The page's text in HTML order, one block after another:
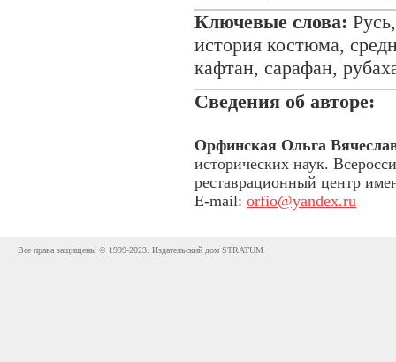
Ключевые слова:
история костюма,
кафтан, сарафан,
Сведения об авторе:
Орфинская Ольга
исторических наук.
реставрационный центр
E-mail: orfio@yandex.ru
Все права защищены © 1999-2023. Издательский дом STRATUM